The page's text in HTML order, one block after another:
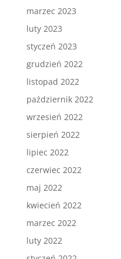
marzec 2023
luty 2023
styczeń 2023
grudzień 2022
listopad 2022
październik 2022
wrzesień 2022
sierpień 2022
lipiec 2022
czerwiec 2022
maj 2022
kwiecień 2022
marzec 2022
luty 2022